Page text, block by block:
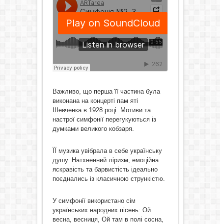
Важливо, що перша її частина була
виконана на концерті пам яті
Шевченка в 1928 році. Мотиви та
настрої симфонії перегукуються із
думками великого кобзаря.
ЇЇ музика увібрала в себе українську
душу. Натхненний ліризм, емоційна
яскравість та барвистість ідеально
поєднались із класичною стрункістю.
У симфонії використано сім
українських народних пісень: Ой
весна, весниця, Ой там в полі сосна,